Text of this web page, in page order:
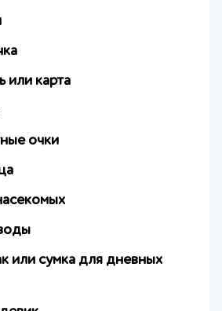
или карта
очки
или сумка для дневных